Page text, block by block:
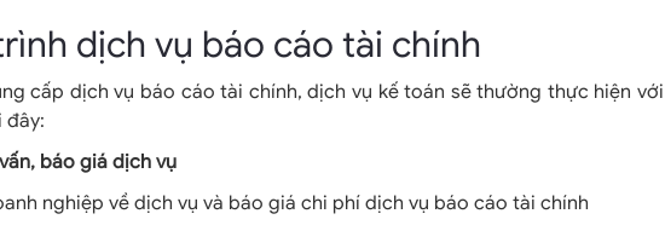
dịch vụ báo cáo tài chính
cấp dịch vụ báo cáo tài chính, dịch vụ kế toán sẽ thường thực hiện với
đây:
báo giá dịch vụ
nghiệp về dịch vụ và báo giá chi phí dịch vụ báo cáo tài chính